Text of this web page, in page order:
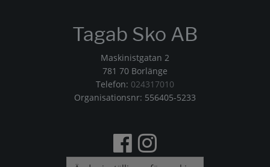
Tagab Sko AB
Maskinistgatan 2
781 70 Borlänge
Telefon: 024317010
Organisationsnr: 556405-5233